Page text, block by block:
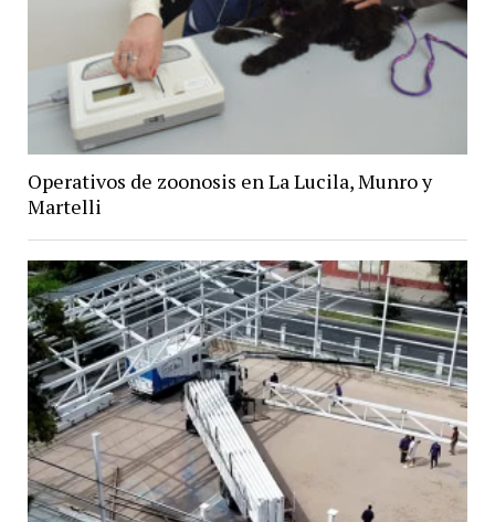
Operativos de zoonosis en La Lucila, Munro y
Martelli